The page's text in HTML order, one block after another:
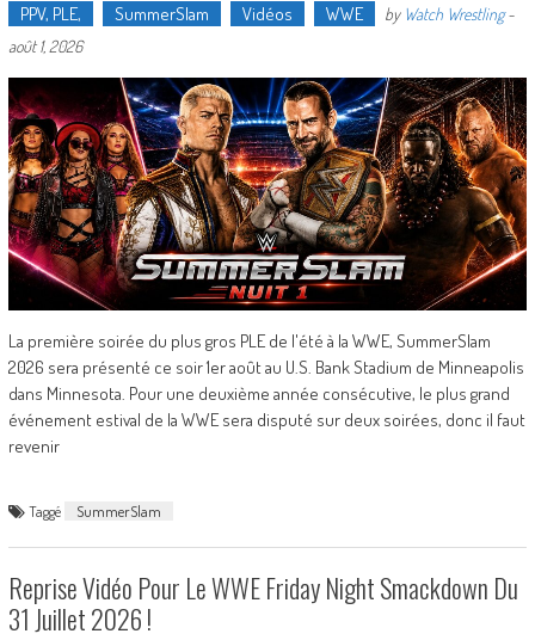
PPV, PLE, SummerSlam Vidéos WWE by Watch Wrestling-
août 1, 2026
La première soirée du plus gros PLE de l'été à la WWE, SummerSlam
2026 sera présenté ce soir 1er août au U.S. Bank Stadium de Minneapolis
dans Minnesota. Pour une deuxième année consécutive, le plus grand
événement estival de la WWE sera disputé sur deux soirées, donc il faut
revenir
Taggé SummerSlam
Reprise Vidéo Pour Le WWE Friday Night Smackdown Du
31 Juillet 2026 !